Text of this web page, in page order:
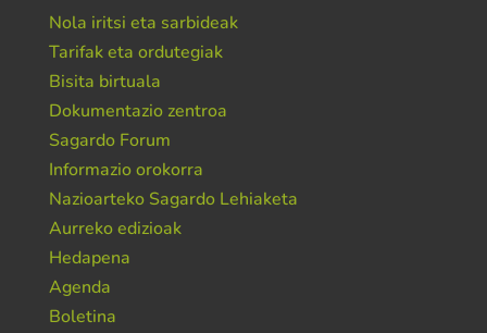
Nola iritsi eta sarbideak
Tarifak eta ordutegiak
Bisita birtuala
Dokumentazio zentroa
Sagardo Forum
Informazio orokorra
Nazioarteko Sagardo Lehiaketa
Aurreko edizioak
Hedapena
Agenda
Boletina